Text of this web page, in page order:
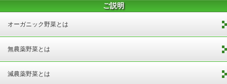
ご説明
オーガニック野菜とは
無農薬野菜とは
減農薬野菜とは